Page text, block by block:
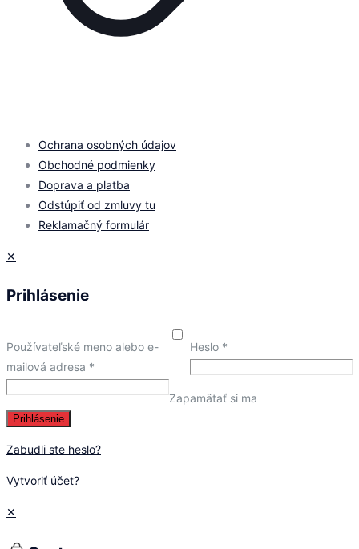
Ochrana osobných údajov
Obchodné podmienky
Doprava a platba
Odstúpiť od zmluvy tu
Reklamačný formulár
✕
Prihlásenie
Používateľské meno alebo e-
mailová adresa *
Heslo *
Zapamätať si ma
Prihlásenie
Zabudli ste heslo?
Vytvoriť účet?
✕